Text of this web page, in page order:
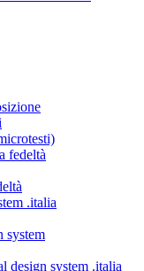
fedeltà
.italia
system
design system .italia